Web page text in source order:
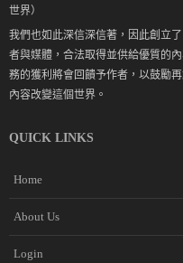
世界）
我們也如此深信深信著，因此創立
者與媒體，合法取得並供給優質的
務的獲利將會回饋予作者，以鼓勵
內容改變這個世界。
QUICK LINKS
Home
About Us
Login